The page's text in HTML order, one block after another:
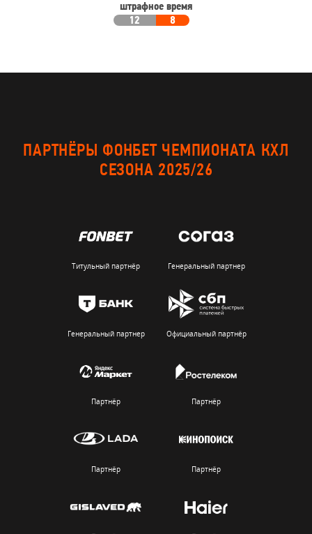
штрафное время
12
8
ПАРТНЁРЫ ФОНБЕТ ЧЕМПИОНАТА КХЛ
СЕЗОНА 2025/26
Титульный партнёр Генеральный партнер
Генеральный партнер Официальный партнёр
Партнёр Партнёр
Партнёр Партнёр